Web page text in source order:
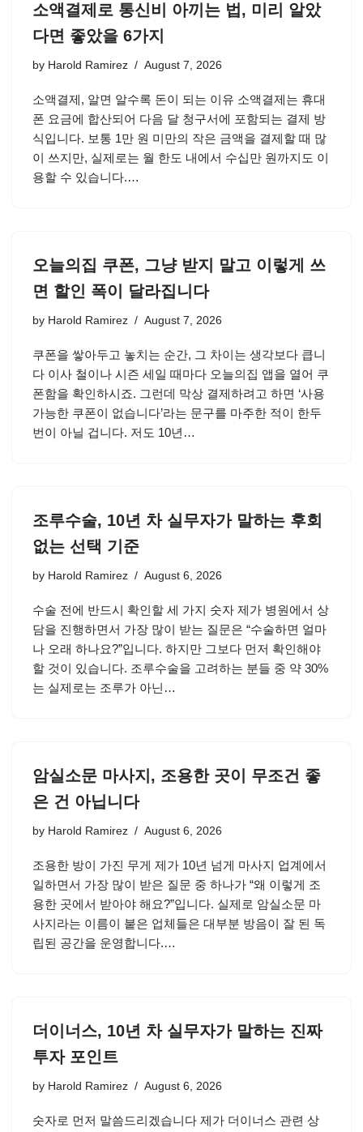
소액결제로 통신비 아끼는 법, 미리 알았
다면 좋았을 6가지
by Harold Ramirez August 7, 2026
소액결제, 알면 알수록 돈이 되는 이유 소액결제는 휴대
폰 요금에 합산되어 다음 달 청구서에 포함되는 결제 방
식입니다. 보통 1만 원 미만의 작은 금액을 결제할 때 많
이 쓰지만, 실제로는 월 한도 내에서 수십만 원까지도 이
용할 수 있습니다.…
오늘의집 쿠폰, 그냥 받지 말고 이렇게 쓰
면 할인 폭이 달라집니다
by Harold Ramirez August 7, 2026
쿠폰을 쌓아두고 놓치는 순간, 그 차이는 생각보다 큽니
다 이사 철이나 시즌 세일 때마다 오늘의집 앱을 열어 쿠
폰함을 확인하시죠. 그런데 막상 결제하려고 하면 ‘사용
가능한 쿠폰이 없습니다’라는 문구를 마주한 적이 한두
번이 아닐 겁니다. 저도 10년…
조루수술, 10년 차 실무자가 말하는 후회
없는 선택 기준
by Harold Ramirez August 6, 2026
수술 전에 반드시 확인할 세 가지 숫자 제가 병원에서 상
담을 진행하면서 가장 많이 받는 질문은 “수술하면 얼마
나 오래 하나요?”입니다. 하지만 그보다 먼저 확인해야
할 것이 있습니다. 조루수술을 고려하는 분들 중 약 30%
는 실제로는 조루가 아닌…
암실소문 마사지, 조용한 곳이 무조건 좋
은 건 아닙니다
by Harold Ramirez August 6, 2026
조용한 방이 가진 무게 제가 10년 넘게 마사지 업계에서
일하면서 가장 많이 받은 질문 중 하나가 “왜 이렇게 조
용한 곳에서 받아야 해요?”입니다. 실제로 암실소문 마
사지라는 이름이 붙은 업체들은 대부분 방음이 잘 된 독
립된 공간을 운영합니다.…
더이너스, 10년 차 실무자가 말하는 진짜
투자 포인트
by Harold Ramirez August 6, 2026
숫자로 먼저 말씀드리겠습니다 제가 더이너스 관련 상